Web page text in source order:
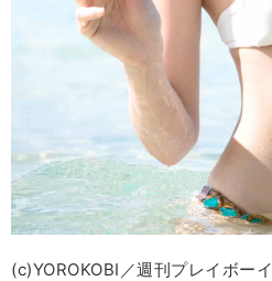
(c)YOROKOBI／週刊プレイボーイ